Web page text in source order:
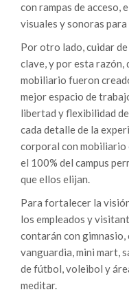
con rampas de acceso,
visuales y sonoras
Por otro lado, cuidar
clave, y por esta razón,
mobiliario fueron
mejor espacio de
libertad y flexibilidad
cada detalle de la
corporal con mobiliario
el 100% del campus
que ellos elijan.
Para fortalecer la
los empleados y
contarán con
vanguardia, mini mart,
de fútbol, voleibol y
meditar.